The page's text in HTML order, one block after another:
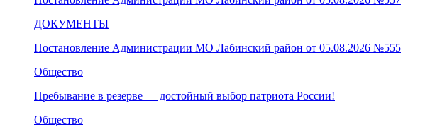
ДОКУМЕНТЫ
Постановление Администрации МО Лабинский район от 05.08.2026 №555
Общество
Пребывание в резерве — достойный выбор патриота России!
Общество